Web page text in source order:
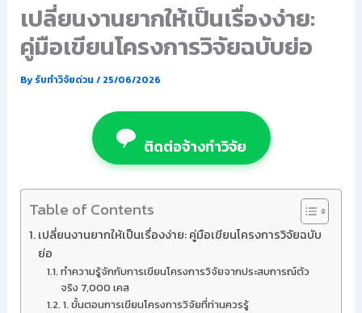
เปลี่ยนงานยากให้เป็นเรื่องง่าย:
คู่มือเขียนโครงการวิจัยฉบับย่อ
Byรับทำวิจัยด่วน / 25/06/2026
ติดต่อจ้างทำวิจัย
Table of Contents
เปลี่ยนงานยากให้เป็นเรื่องง่าย: คู่มือเขียนโครงการวิจัยฉบับ
ย่อ
ทำความรู้จักกับการเขียนโครงการวิจัยจากประสบการณ์ตัว
จริง 7,000 เคส
1. ขั้นตอนการเขียนโครงการวิจัยที่ท่านควรรู้